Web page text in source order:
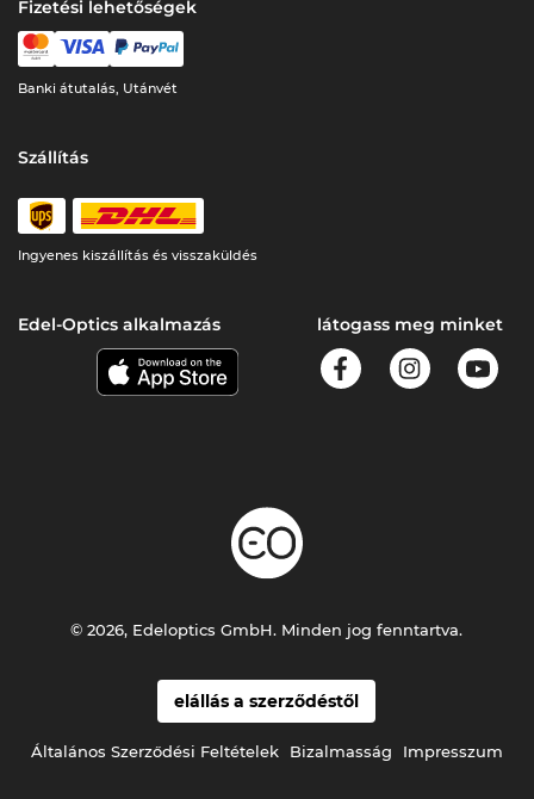
Fizetési lehetőségek
Banki átutalás, Utánvét
Szállítás
Ingyenes kiszállítás és visszaküldés
Edel-Optics alkalmazás látogass meg minket
elállás a szerződéstől
Általános Szerződési Feltételek Bizalmasság Impresszum
© 2026, Edeloptics GmbH. Minden jog fenntartva.